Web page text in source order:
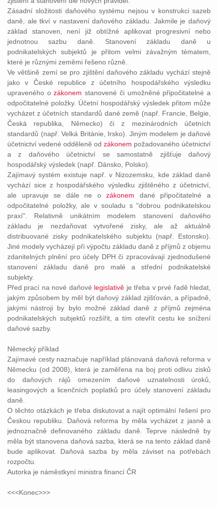
Zásadní složitosti daňového systému nejsou v konstrukci sazeb
daně, ale tkví v nastavení daňového základu. Jakmile je daňový
základ stanoven, není již obtížné aplikovat progresivní nebo
jednotnou sazbu daně. Stanovení základu daně u
podnikatelských subjektů je přitom velmi závažným tématem,
které je různými zeměmi řešeno různě.
Ve většině zemí se pro zjištění daňového základu vychází stejně
jako v České republice z účetního hospodářského výsledku
upraveného ozákonem stanovené či umožněné připočitatelné a
odpočitatelné položky. Účetní hospodářský výsledek přitom může
vycházet z účetních standardů dané země (např. Francie, Belgie,
Česká republika, Německo) či z mezinárodních účetních
standardů (např. Velká Británie, Irsko). Jiným modelem je daňové
účetnictví vedené odděleně od zákonem požadovaného účetnictví
a z daňového účetnictví se samostatně zjišťuje daňový
hospodářský výsledek (např. Dánsko, Polsko).
Zajímavý systém existuje např. v Nizozemsku, kde základ daně
vychází sice z hospodářského výsledku zjištěného z účetnictví,
ale upravuje se dále ne ozákonem dané připočitatelné a
odpočitatelné položky, ale v souladu s "dobrou podnikatelskou
praxí". Relativně unikátním modelem stanovení daňového
základu je nezdaňovat vytvořené zisky, ale až aktuálně
distribuované zisky podnikatelského subjektu (např. Estonsko).
Jiné modely vycházejí při výpočtu základu daně z příjmů z objemu
zdanitelných plnění pro účely DPH či zpracovávají zjednodušené
stanovení základu daně pro malé a střední podnikatelské
subjekty.
Před prací na nové daňové legislativě je třeba v prvé řadě hledat,
jakým způsobem by měl být daňový základ zjišťován, a případně,
jakými nástroji by bylo možné základ daně z příjmů zejména
podnikatelských subjektů rozšířit, a tím otevřít cestu ke snížení
daňové sazby.
Německý příklad
Zajímavé cesty naznačuje například plánovaná daňová reforma v
Německu (od 2008), která je zaměřena na boj proti odlivu zisků
do daňových rájů omezením daňové uznatelnosti úroků,
leasingových a licenčních poplatků pro účely stanovení základu
daně.
O těchto otázkách je třeba diskutovat a najít optimální řešení pro
Českou republiku. Daňová reforma by měla vycházet z jasně a
jednoznačně definovaného základu daně. Teprve následně by
měla být stanovena daňová sazba, která se na tento základ daně
bude aplikovat. Daňová sazba by měla záviset na potřebách
rozpočtu.
Autorka je náměstkyní ministra financí ČR
<<<Konec>>>